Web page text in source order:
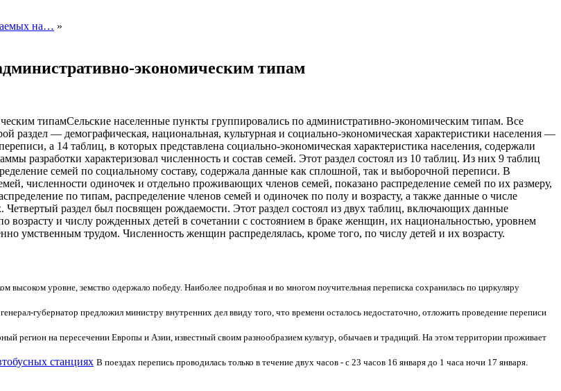
на… »
экономическим типам
Сельские населенные пункты группировались по административно-экономическим типам. Все
— демографическая, национальная, культурная и социально-экономическая характеристики населения —
а 14 таблиц, в которых представлена социально-экономическая характеристика населения, содержали
разработки характеризовал численность и состав семей. Этот раздел состоял из 10 таблиц. Из них 9 таблиц
семей по социальному составу, содержала данные как сплошной, так и выборочной переписи. В
численности одиночек и отдельно проживающих членов семей, показано распределение семей по их размеру,
по типам, распределение членов семей и одиночек по полу и возрасту, а также данные о числе
раздел был посвящен рождаемости. Этот раздел состоял из двух таблиц, включающих данные
и числу рожденных детей в сочетании с состоянием в браке женщин, их национальностью, уровнем
умственным трудом. Численность женщин распределялась, кроме того, по числу детей и их возрасту.
высоком уровне, земство одержало победу. Наиболее подробная и во многом поучительная переписка сохранилась по циркуляру
губернатор предложил министру внутренних дел ввиду того, что времени осталось недостаточно, отложить проведение переписи
регион на пересечении Европы и Азии, известный своим разнообразием культур, обычаев и традиций. На этом территории проживает
станциях В поездах перепись проводилась только в течение двух часов - с 23 часов 16 января до 1 часа ночи 17 января.